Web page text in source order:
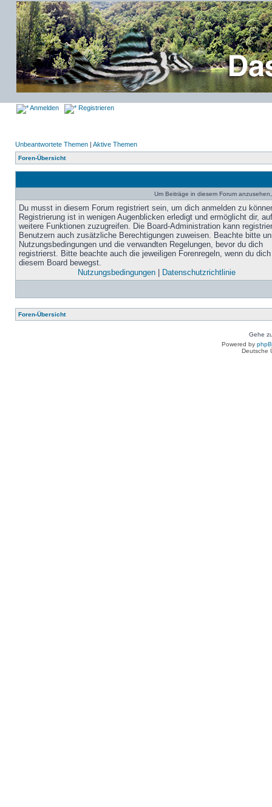
Anmelden Registrieren
Unbeantwortete Themen | Aktive Themen
Foren-Übersicht
Um Beiträge in diesem Forum
Du musst in diesem Forum registriert sein, um dich anmelden zu
Registrierung ist in wenigen Augenblicken erledigt und ermöglicht dir, auf
weitere Funktionen zuzugreifen. Die Board-Administration kann
Benutzern auch zusätzliche Berechtigungen zuweisen. Beachte bitte
Nutzungsbedingungen und die verwandten Regelungen, bevor du dich
registrierst. Bitte beachte auch die jeweiligen Forenregeln, wenn du
diesem Board bewegst.
Nutzungsbedingungen| Datenschutzrichtlinie
Foren-Übersicht
Gehe
Powered by
Deutsche